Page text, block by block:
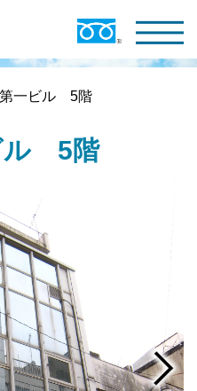
第一ビル 5階
ル 5階